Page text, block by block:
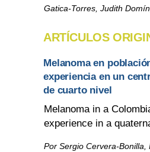
Gatica-Torres, Judith
ARTÍCULOS
Melanoma en
experiencia en un
de cuarto nivel
Melanoma in a
experience in a
Por Sergio Cervera-Bonilla,